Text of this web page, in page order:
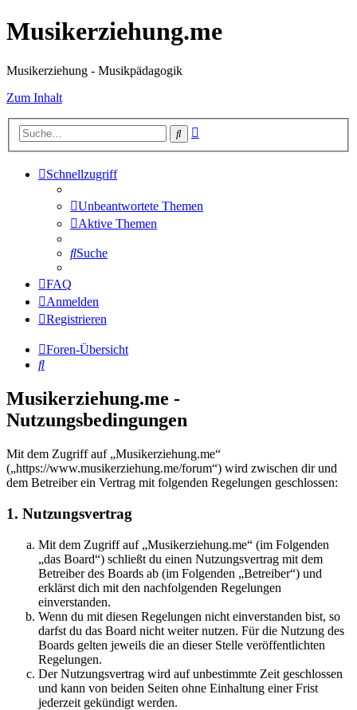
Musikerziehung.me
Musikerziehung - Musikpädagogik
Zum Inhalt
Suche
Schnellzugriff
Unbeantwortete Themen
Aktive Themen
Suche
FAQ
Anmelden
Registrieren
Foren-Übersicht
Suche
Musikerziehung.me -
Nutzungsbedingungen
Mit dem Zugriff auf „Musikerziehung.me“
(„https://www.musikerziehung.me/forum“) wird zwischen dir und
dem Betreiber ein Vertrag mit folgenden Regelungen geschlossen:
1. Nutzungsvertrag
Mit dem Zugriff auf „Musikerziehung.me“ (im Folgenden
„das Board“) schließt du einen Nutzungsvertrag mit dem
Betreiber des Boards ab (im Folgenden „Betreiber“) und
erklärst dich mit den nachfolgenden Regelungen
einverstanden.
Wenn du mit diesen Regelungen nicht einverstanden bist, so
darfst du das Board nicht weiter nutzen. Für die Nutzung des
Boards gelten jeweils die an dieser Stelle veröffentlichten
Regelungen.
Der Nutzungsvertrag wird auf unbestimmte Zeit geschlossen
und kann von beiden Seiten ohne Einhaltung einer Frist
jederzeit gekündigt werden.